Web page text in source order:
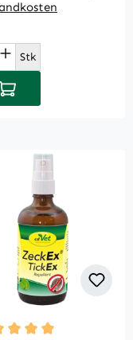
Anzahl:
Stk
In den Warenkorb